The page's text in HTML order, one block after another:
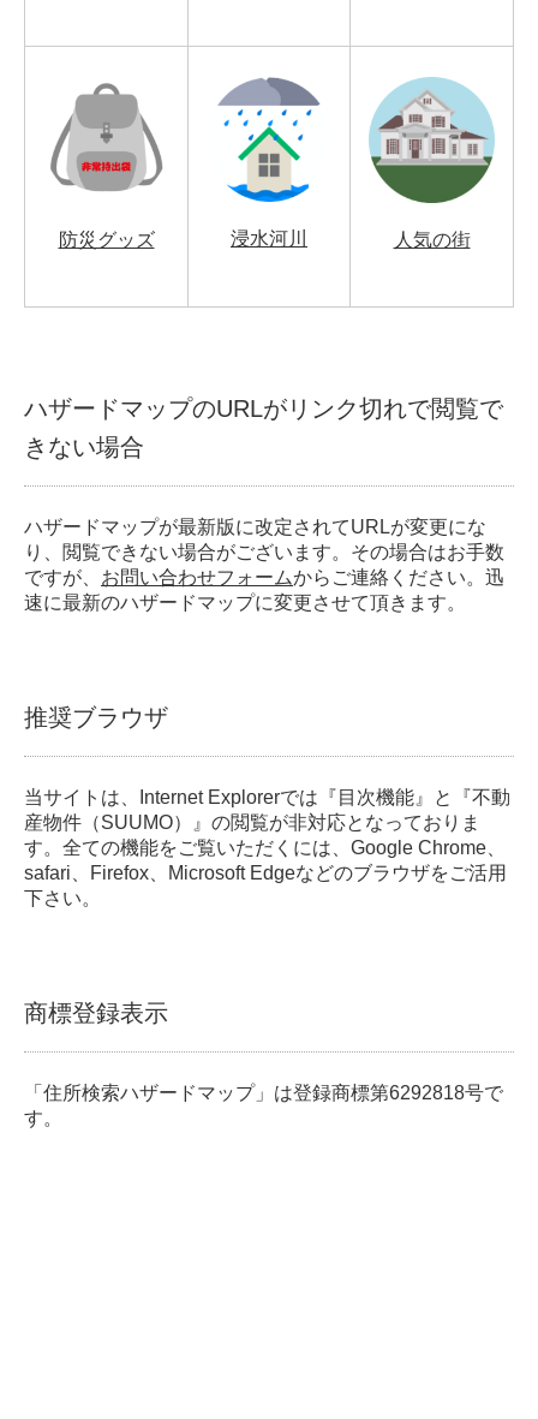
防災グッズ 浸水河川 人気の街
ハザードマップのURLがリンク切れで閲覧で
きない場合
ハザードマップが最新版に改定されてURLが変更にな
り、閲覧できない場合がございます。その場合はお手数
ですが、 お問い合わせフォームからご連絡ください。迅
速に最新のハザードマップに変更させて頂きます。
推奨ブラウザ
当サイトは、Internet Explorerでは『目次機能』と『不動
産物件（SUUMO）』の閲覧が非対応となっておりま
す。全ての機能をご覧いただくには、Google Chrome、
safari、Firefox、Microsoft Edgeなどのブラウザをご活用
下さい。
商標登録表示
「住所検索ハザードマップ」は登録商標第6292818号で
す。